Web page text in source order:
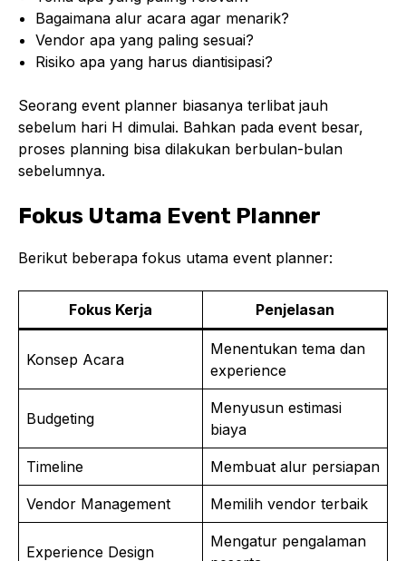
Bagaimana alur acara agar menarik?
Vendor apa yang paling sesuai?
Risiko apa yang harus diantisipasi?
Seorang event planner biasanya terlibat jauh
sebelum hari H dimulai. Bahkan pada event besar,
proses planning bisa dilakukan berbulan-bulan
sebelumnya.
Fokus Utama Event Planner
Berikut beberapa fokus utama event planner:
Fokus Kerja Penjelasan
Konsep Acara
Menentukan tema dan
experience
Budgeting
Menyusun estimasi
biaya
Timeline Membuat alur persiapan
Vendor Management Memilih vendor terbaik
Experience Design
Mengatur pengalaman